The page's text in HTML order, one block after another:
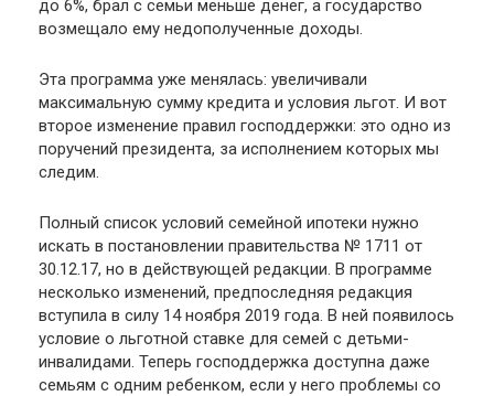
до 6%, брал с семьи меньше денег, а государство
возмещало ему недополученные доходы.
Эта программа уже менялась: увеличивали
максимальную сумму кредита и условия льгот. И вот
второе изменение правил господдержки: это одно из
поручений президента, за исполнением которых мы
следим.
Полный список условий семейной ипотеки нужно
искать в постановлении правительства № 1711 от
30.12.17, но в действующей редакции. В программе
несколько изменений, предпоследняя редакция
вступила в силу 14 ноября 2019 года. В ней появилось
условие о льготной ставке для семей с детьми-
инвалидами. Теперь господдержка доступна даже
семьям с одним ребенком, если у него проблемы со